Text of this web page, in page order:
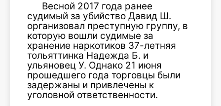
Весной 2017 года ранее
судимый за убийство Давид Ш.
организовал преступную группу, в
которую вошли судимые за
хранение наркотиков 37-летняя
тольяттинка Надежда Б. и
ульяновец У. Однако 21 июня
прошедшего года торговцы были
задержаны и привлечены к
уголовной ответственности.